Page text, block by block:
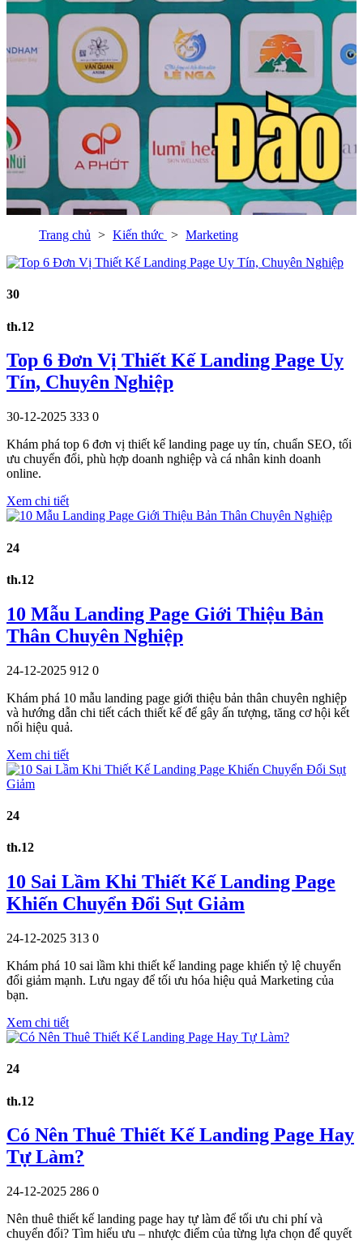
Trang chủ Kiến thức Marketing
30
th.12
Top 6 Đơn Vị Thiết Kế Landing Page Uy
Tín, Chuyên Nghiệp
30-12-2025 333 0
Khám phá top 6 đơn vị thiết kế landing page uy tín, chuẩn SEO, tối
ưu chuyển đổi, phù hợp doanh nghiệp và cá nhân kinh doanh
online.
Xem chi tiết
24
th.12
10 Mẫu Landing Page Giới Thiệu Bản
Thân Chuyên Nghiệp
24-12-2025 912 0
Khám phá 10 mẫu landing page giới thiệu bản thân chuyên nghiệp
và hướng dẫn chi tiết cách thiết kế để gây ấn tượng, tăng cơ hội kết
nối hiệu quả.
Xem chi tiết
24
th.12
10 Sai Lầm Khi Thiết Kế Landing Page
Khiến Chuyển Đổi Sụt Giảm
24-12-2025 313 0
Khám phá 10 sai lầm khi thiết kế landing page khiến tỷ lệ chuyển
đổi giảm mạnh. Lưu ngay để tối ưu hóa hiệu quả Marketing của
bạn.
Xem chi tiết
24
th.12
Có Nên Thuê Thiết Kế Landing Page Hay
Tự Làm?
24-12-2025 286 0
Nên thuê thiết kế landing page hay tự làm để tối ưu chi phí và
chuyển đổi? Tìm hiểu ưu – nhược điểm của từng lựa chọn để quyết